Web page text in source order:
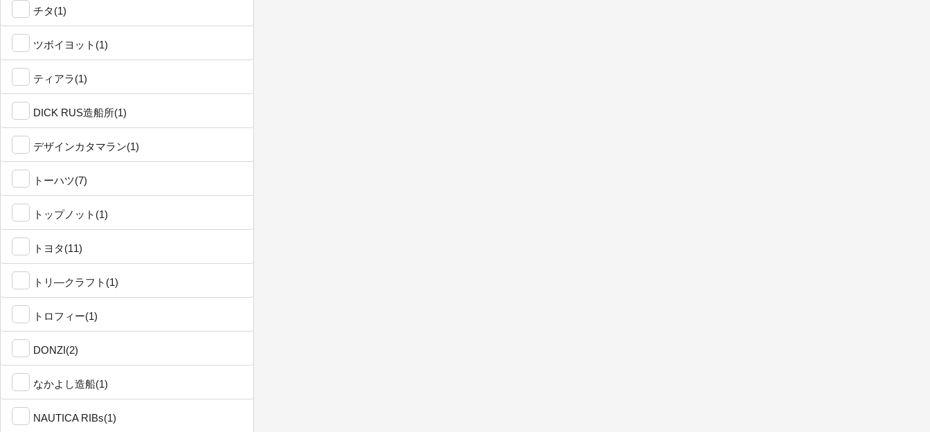
チタ(1)
ツボイヨット(1)
ティアラ(1)
DICK RUS造船所(1)
デザインカタマラン(1)
トーハツ(7)
トップノット(1)
トヨタ(11)
トリ―クラフト(1)
トロフィー(1)
DONZI(2)
なかよし造船(1)
NAUTICA RIBs(1)